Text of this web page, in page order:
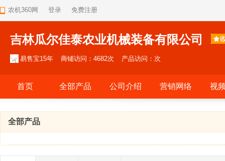
农机360网 登录 免费注册
吉林瓜尔佳泰农业机械装备有限公司
易售宝15年 商铺访问：4682次 产品访问：次
首页 全部产品 公司介绍 营销网络 视
全部产品